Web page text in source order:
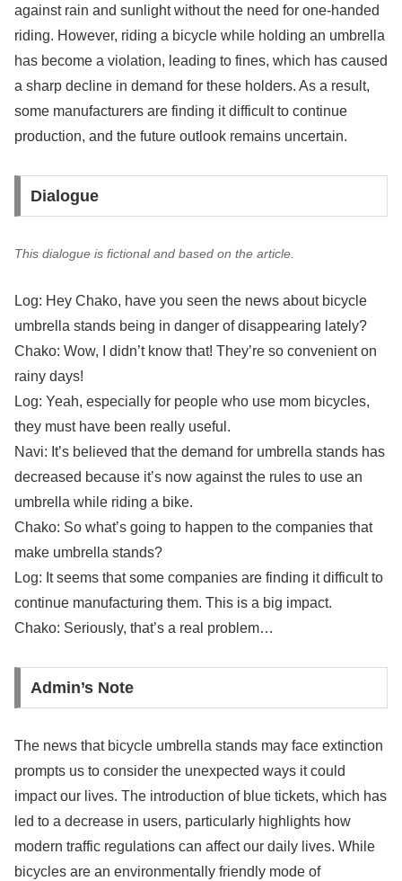
against rain and sunlight without the need for one-handed
riding. However, riding a bicycle while holding an umbrella
has become a violation, leading to fines, which has caused
a sharp decline in demand for these holders. As a result,
some manufacturers are finding it difficult to continue
production, and the future outlook remains uncertain.
Dialogue
This dialogue is fictional and based on the article.
Log: Hey Chako, have you seen the news about bicycle
umbrella stands being in danger of disappearing lately?
Chako: Wow, I didn’t know that! They’re so convenient on
rainy days!
Log: Yeah, especially for people who use mom bicycles,
they must have been really useful.
Navi: It’s believed that the demand for umbrella stands has
decreased because it’s now against the rules to use an
umbrella while riding a bike.
Chako: So what’s going to happen to the companies that
make umbrella stands?
Log: It seems that some companies are finding it difficult to
continue manufacturing them. This is a big impact.
Chako: Seriously, that’s a real problem…
Admin’s Note
The news that bicycle umbrella stands may face extinction
prompts us to consider the unexpected ways it could
impact our lives. The introduction of blue tickets, which has
led to a decrease in users, particularly highlights how
modern traffic regulations can affect our daily lives. While
bicycles are an environmentally friendly mode of